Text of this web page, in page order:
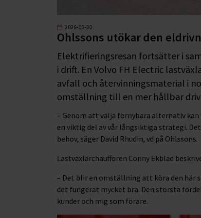
2026-03-30
Ohlssons utökar den
Elektrifieringsresan fortsätter i
i drift. En Volvo FH Electric
avfall och återvinningsmaterial i
omställning till en mer hållbar
– Genom att välja förnybara alternativ
en viktig del av vår långsiktiga strategi.
behov, säger David Rhudin, vd på Ohlssons.
Lastväxlarchauffören Conny Ekblad
– Det blir en omställning att köra den här
det fungerat mycket bra. Den största
kunder och mig som förare.